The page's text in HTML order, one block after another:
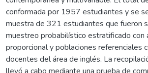
conformada por 1957 estudiantes y se
muestra de 321 estudiantes que fueron
muestreo probabilístico estratificado con
proporcional y poblaciones referenciales
docentes del área de inglés. La